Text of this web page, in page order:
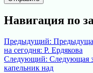
Навигация по
Предыдущий:
на сегодня: Р. Ердякова
Следующий: Следующая
капельник над